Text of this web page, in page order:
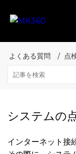
よくある質問 点
システムの
インターネット接